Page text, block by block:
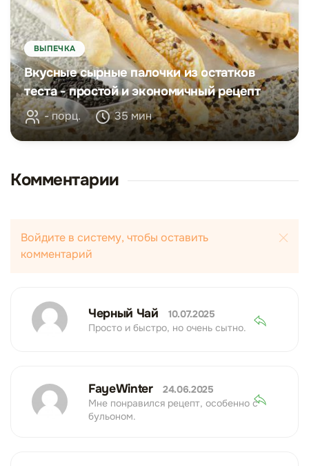
ВЫПЕЧКА
Вкусные сырные палочки из остатков
теста - простой и экономичный рецепт
- порц. 35 мин
Комментарии
Войдите в систему, чтобы оставить
комментарий
Черный Чай
10.07.2025
Просто и быстро, но очень сытно.
FayeWinter
24.06.2025
Мне понравился рецепт, особенно с
бульоном.